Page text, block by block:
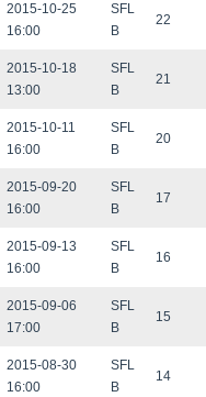
2015-10-25
16:00
SFL
B
22
2015-10-18
13:00
SFL
B
21
2015-10-11
16:00
SFL
B
20
2015-09-20
16:00
SFL
B
17
2015-09-13
16:00
SFL
B
16
2015-09-06
17:00
SFL
B
15
2015-08-30
16:00
SFL
B
14